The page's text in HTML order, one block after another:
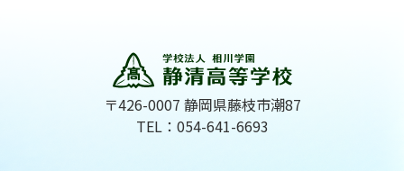
〒426-0007 静岡県藤枝市潮87
TEL：054-641-6693